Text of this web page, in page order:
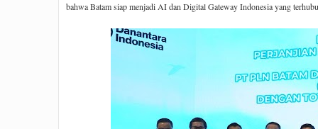
bahwa Batam siap menjadi AI dan Digital Gateway Indonesia yang